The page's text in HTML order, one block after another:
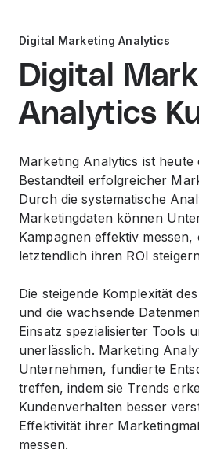
Digital Marketing Analytics
Digital
Analytics
Marketing Analytics ist
Bestandteil erfolgreicher
Durch die systematische
Marketingdaten können
Kampagnen effektiv messen,
letztendlich ihren ROI
Die steigende Komplexität
und die wachsende
Einsatz spezialisierter Tools
unerlässlich. Marketing
Unternehmen, fundierte
treffen, indem sie Trends
Kundenverhalten besser
Effektivität ihrer
messen.